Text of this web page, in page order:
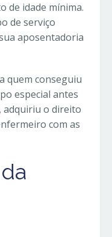
de idade mínima.
de serviço
aposentadoria
quem conseguiu
especial antes
adquiriu o direito
com as